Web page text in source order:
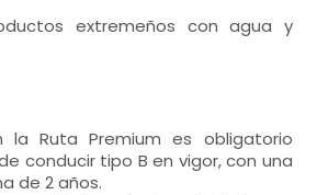
extremeños con agua y
la Ruta Premium es obligatorio
conducir tipo B en vigor, con una
de 2 años.